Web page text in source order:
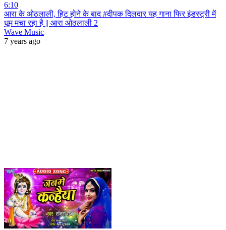
6:10
आरा के ओठलाली, हिट होने के बाद #दीपक दिलदार यह गाना फिर इंडस्ट्री में
धूम मचा रहा है || आरा ओठलाली 2
Wave Music
7 years ago